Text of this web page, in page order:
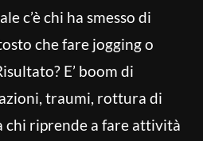
c’è chi ha smesso di
che fare jogging o
E’ boom di
traumi, rottura di
chi riprende a fare attività